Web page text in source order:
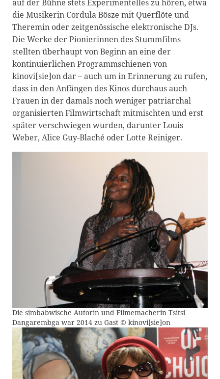
auf der Bühne stets Experimentelles zu hören, etwa
die Musikerin Cordula Bösze mit Querflöte und
Theremin oder zeitgenössische elektronische DJs.
Die Werke der Pionierinnen des Stummfilms
stellten überhaupt von Beginn an eine der
kontinuierlichen Programmschienen von
kinovi[sie]on dar – auch um in Erinnerung zu rufen,
dass in den Anfängen des Kinos durchaus auch
Frauen in der damals noch weniger patriarchal
organisierten Filmwirtschaft mitmischten und erst
später verschwiegen wurden, darunter Louis
Weber, Alice Guy-Blaché oder Lotte Reiniger.
Die simbabwische Autorin und Filmemacherin Tsitsi
Dangarembga war 2014 zu Gast © kinovi[sie]on